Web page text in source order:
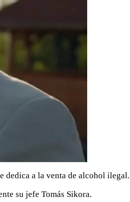
dedica a la venta de alcohol ilegal.
su jefe Tomás Sikora.